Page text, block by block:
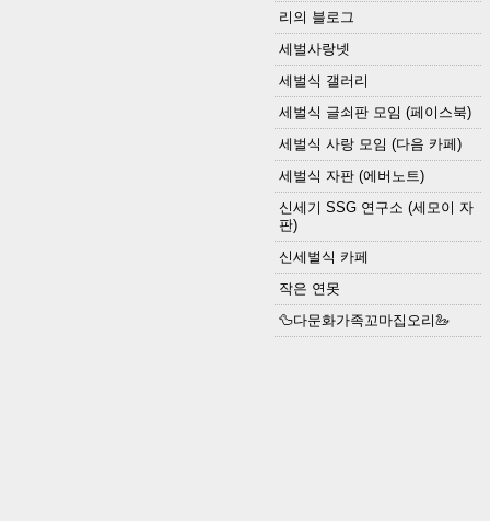
리의 블로그
세벌사랑넷
세벌식 갤러리
세벌식 글쇠판 모임 (페이스북)
세벌식 사랑 모임 (다음 카페)
세벌식 자판 (에버노트)
신세기 SSG 연구소 (세모이 자
판)
신세벌식 카페
작은 연못
🦆다문화가족꼬마집오리🦢